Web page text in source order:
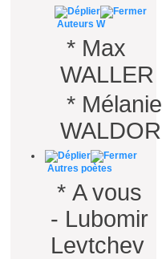
Auteurs W
* Max
WALLER
* Mélanie
WALDOR
Autres poètes
* A vous
- Lubomir
Levtchev